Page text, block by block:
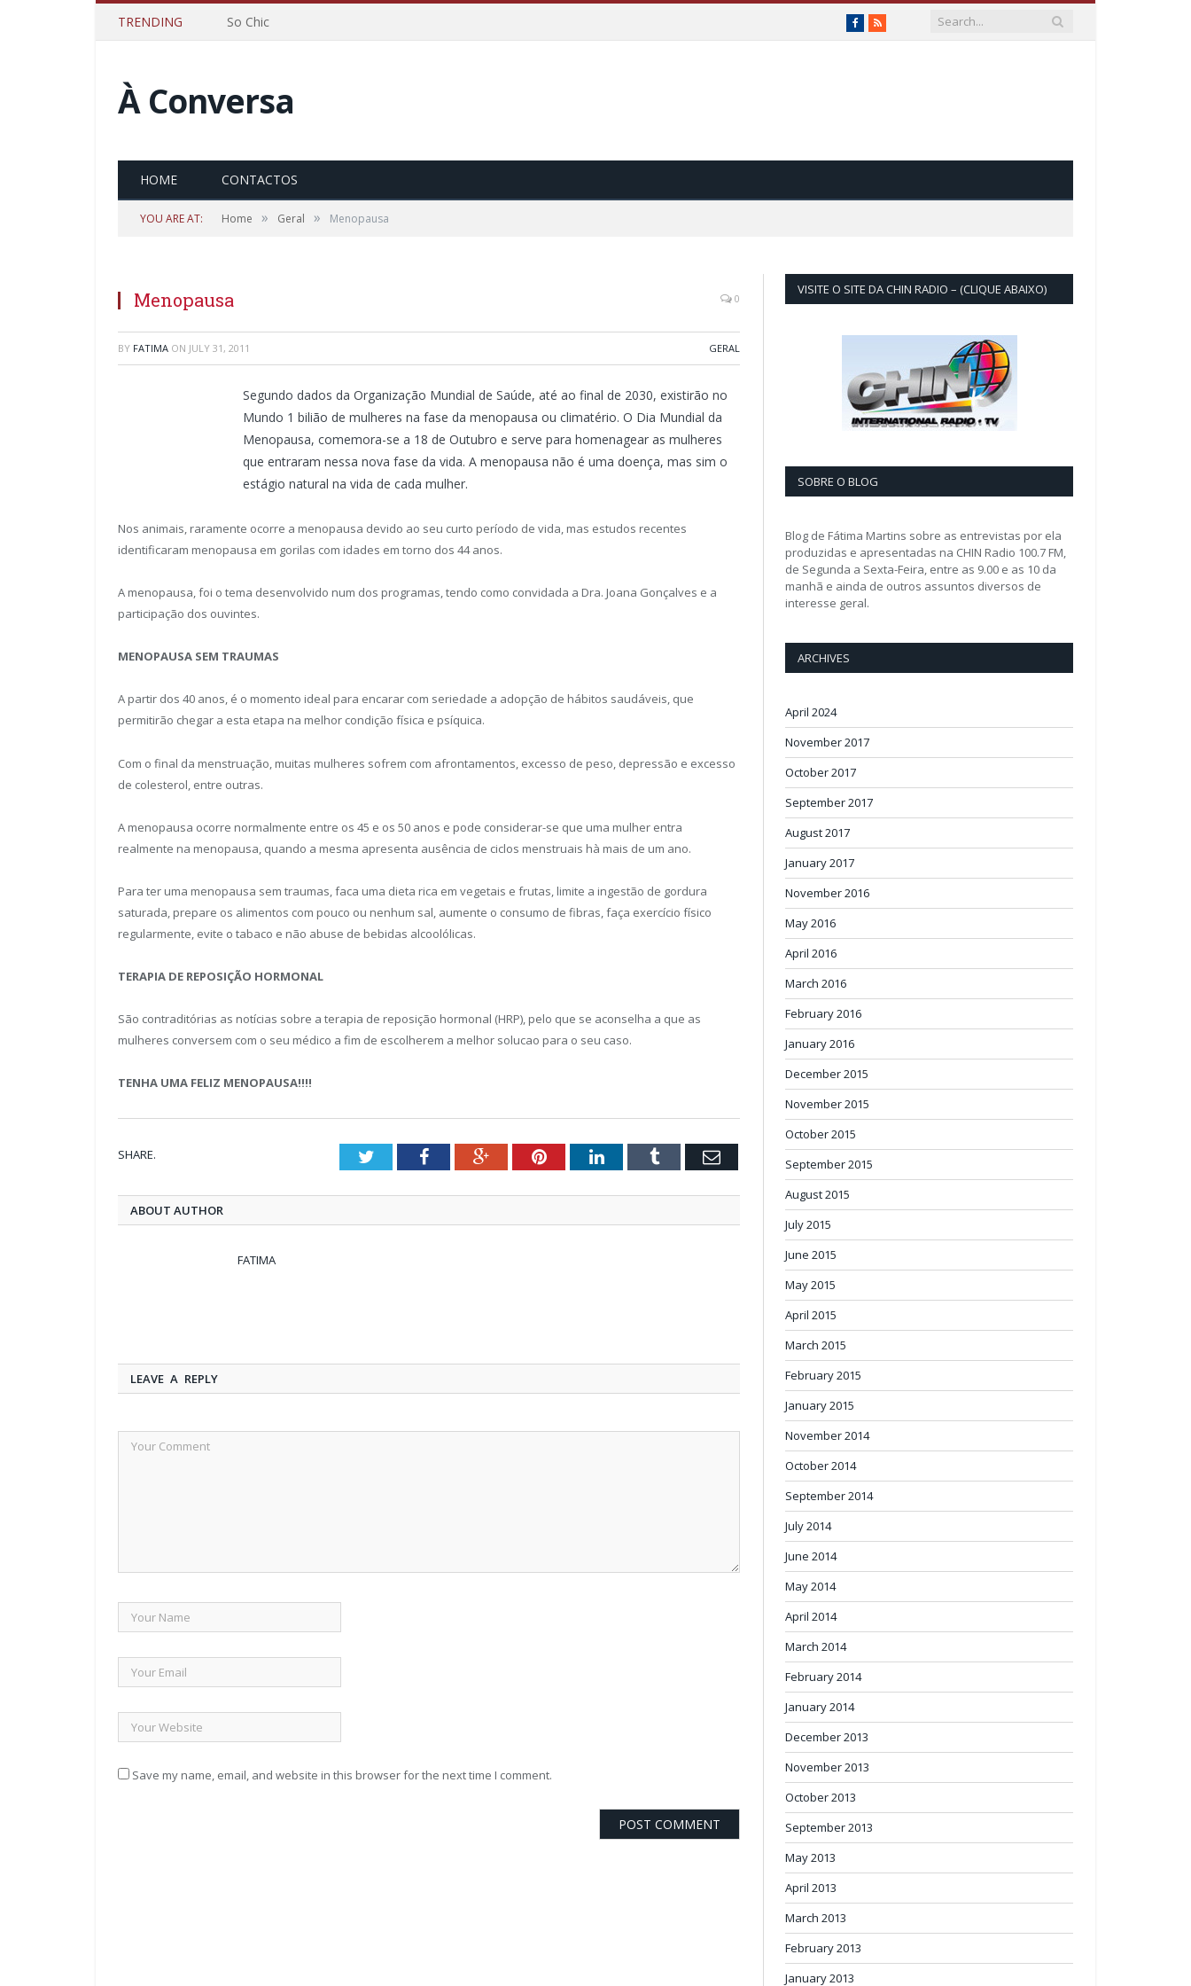
TRENDING So Chic Facebook
RSS
À Conversa
HOME CONTACTOS
YOU ARE AT: Home » Geral » Menopausa
Menopausa 0
BY FATIMA ON JULY 31, 2011 GERAL
Segundo dados da Organização Mundial de Saúde, até ao final de 2030, existirão no
Mundo 1 bilião de mulheres na fase da menopausa ou climatério. O Dia Mundial da
Menopausa, comemora-se a 18 de Outubro e serve para homenagear as mulheres
que entraram nessa nova fase da vida. A menopausa não é uma doença, mas sim o
estágio natural na vida de cada mulher.
Nos animais, raramente ocorre a menopausa devido ao seu curto período de vida, mas estudos recentes
identificaram menopausa em gorilas com idades em torno dos 44 anos.
A menopausa, foi o tema desenvolvido num dos programas, tendo como convidada a Dra. Joana Gonçalves e a
participação dos ouvintes.
MENOPAUSA SEM TRAUMAS
A partir dos 40 anos, é o momento ideal para encarar com seriedade a adopção de hábitos saudáveis, que
permitirão chegar a esta etapa na melhor condição física e psíquica.
Com o final da menstruação, muitas mulheres sofrem com afrontamentos, excesso de peso, depressão e excesso
de colesterol, entre outras.
A menopausa ocorre normalmente entre os 45 e os 50 anos e pode considerar-se que uma mulher entra
realmente na menopausa, quando a mesma apresenta ausência de ciclos menstruais hà mais de um ano.
Para ter uma menopausa sem traumas, faca uma dieta rica em vegetais e frutas, limite a ingestão de gordura
saturada, prepare os alimentos com pouco ou nenhum sal, aumente o consumo de fibras, faça exercício físico
regularmente, evite o tabaco e não abuse de bebidas alcoolólicas.
TERAPIA DE REPOSIÇÃO HORMONAL
São contraditórias as notícias sobre a terapia de reposição hormonal (HRP), pelo que se aconselha a que as
mulheres conversem com o seu médico a fim de escolherem a melhor solucao para o seu caso.
TENHA UMA FELIZ MENOPAUSA!!!!
SHARE. TwitterFacebookGoogle+PinterestLinkedInTumblr Email
ABOUT AUTHOR
FATIMA
LEAVE A REPLY
Save my name, email, and website in this browser for the next time I comment.
VISITE O SITE DA CHIN RADIO – (CLIQUE ABAIXO)
SOBRE O BLOG
Blog de Fátima Martins sobre as entrevistas por ela
produzidas e apresentadas na CHIN Radio 100.7 FM,
de Segunda a Sexta-Feira, entre as 9.00 e as 10 da
manhã e ainda de outros assuntos diversos de
interesse geral.
ARCHIVES
April 2024
November 2017
October 2017
September 2017
August 2017
January 2017
November 2016
May 2016
April 2016
March 2016
February 2016
January 2016
December 2015
November 2015
October 2015
September 2015
August 2015
July 2015
June 2015
May 2015
April 2015
March 2015
February 2015
January 2015
November 2014
October 2014
September 2014
July 2014
June 2014
May 2014
April 2014
March 2014
February 2014
January 2014
December 2013
November 2013
October 2013
September 2013
May 2013
April 2013
March 2013
February 2013
January 2013